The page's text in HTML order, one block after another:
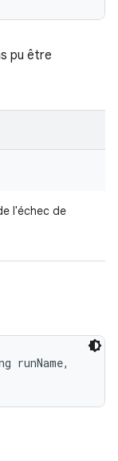
pu être
l'échec de
runName,